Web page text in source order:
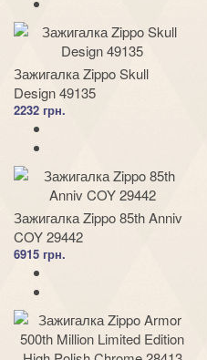
Зажигалка Zippo Skull
Design 49135
2232 грн.
Зажигалка Zippo 85th Anniv
COY 29442
6915 грн.